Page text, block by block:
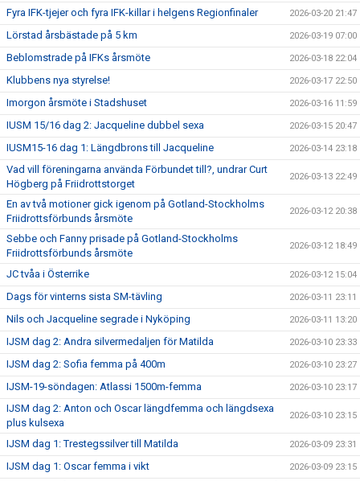
Fyra IFK-tjejer och fyra IFK-killar i helgens Regionfinaler 2026-03-20 21:47
Lörstad årsbästade på 5 km 2026-03-19 07:00
Beblomstrade på IFKs årsmöte 2026-03-18 22:04
Klubbens nya styrelse! 2026-03-17 22:50
Imorgon årsmöte i Stadshuset 2026-03-16 11:59
IUSM 15/16 dag 2: Jacqueline dubbel sexa 2026-03-15 20:47
IUSM15-16 dag 1: Längdbrons till Jacqueline 2026-03-14 23:18
Vad vill föreningarna använda Förbundet till?, undrar Curt
Högberg på Friidrottstorget
2026-03-13 22:49
En av två motioner gick igenom på Gotland-Stockholms
Friidrottsförbunds årsmöte
2026-03-12 20:38
Sebbe och Fanny prisade på Gotland-Stockholms
Friidrottsförbunds årsmöte
2026-03-12 18:49
JC tvåa i Österrike 2026-03-12 15:04
Dags för vinterns sista SM-tävling 2026-03-11 23:11
Nils och Jacqueline segrade i Nyköping 2026-03-11 13:20
IJSM dag 2: Andra silvermedaljen för Matilda 2026-03-10 23:33
IJSM dag 2: Sofia femma på 400m 2026-03-10 23:27
IJSM-19-söndagen: Atlassi 1500m-femma 2026-03-10 23:17
IJSM dag 2: Anton och Oscar längdfemma och längdsexa
plus kulsexa
2026-03-10 23:15
IJSM dag 1: Trestegssilver till Matilda 2026-03-09 23:31
IJSM dag 1: Oscar femma i vikt 2026-03-09 23:15